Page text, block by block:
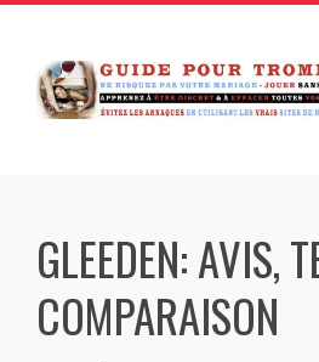
Skip
content
GLEEDEN: AVIS,
COMPARAISON